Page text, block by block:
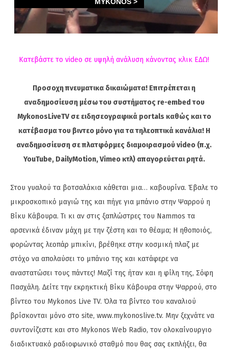
Κατεβάστε το video σε υψηλή ανάλυση κάνοντας κλικ ΕΔΩ!
Προσοχη πνευματικα δικαιώματα! Επιτρέπεται η
αναδημοσίευση μέσω του συστήματος re-embed του
MykonosLiveTV σε ειδησεογραφικά portals καθώς και το
κατέβασμα του βιντεο μόνο για τα τηλεοπτικά κανάλια! Η
αναδημοσίευση σε πλατφόρμες διαμοιρασμού video (π.χ.
YouTube, DailyMotion, Vimeo κτλ) απαγορεύεται ρητά.
Στου γυαλού τα βοτσαλάκια κάθεται μια… καβουρίνα. Έβαλε το
μικροσκοπικό μαγιώ της και πήγε για μπάνιο στην Ψαρρού η
Βίκυ Κάβουρα. Τι κι αν στις ξαπλώστρες του Nammos τα
αρσενικά έδιναν μάχη με την ζέστη και το θέαμα; Η ηθοποιός,
φορώντας λεοπάρ μπικίνι, βρέθηκε στην κοσμική πλαζ με
στόχο να απολαύσει το μπάνιο της και κατάφερε να
αναστατώσει τους πάντες! Μαζί της ήταν και η φίλη της, Σόφη
Πασχάλη. Δείτε την εκρηκτική Βίκυ Κάβουρα στην Ψαρρού, στο
βίντεο του Mykonos Live TV. Όλα τα βίντεο του καναλιού
βρίσκονται μόνο στο site, www.mykonoslive.tv. Μην ξεχνάτε να
συντονίζεστε και στο Mykonos Web Radio, τον ολοκαίνουργιο
διαδικτυακό ραδιοφωνικό σταθμό που θας σας εκπλήξει, θα